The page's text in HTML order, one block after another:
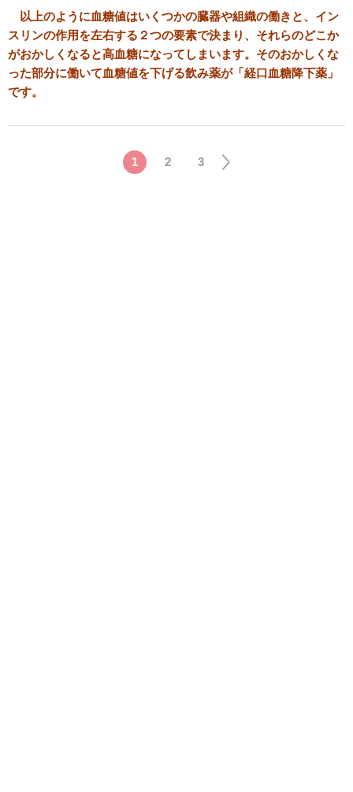
以上のように血糖値はいくつかの臓器や組織の働きと、イン
スリンの作用を左右する２つの要素で決まり、それらのどこか
がおかしくなると高血糖になってしまいます。そのおかしくな
った部分に働いて血糖値を下げる飲み薬が「経口血糖降下薬」
です。
1 2 3